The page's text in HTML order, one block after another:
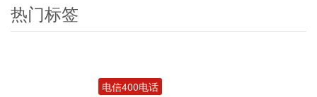
热门标签
电信400电话